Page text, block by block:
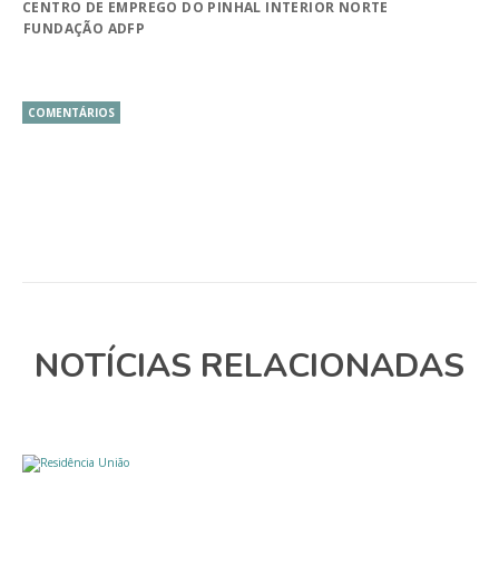
CENTRO DE EMPREGO DO PINHAL INTERIOR NORTE
FUNDAÇÃO ADFP
COMENTÁRIOS
NOTÍCIAS RELACIONADAS